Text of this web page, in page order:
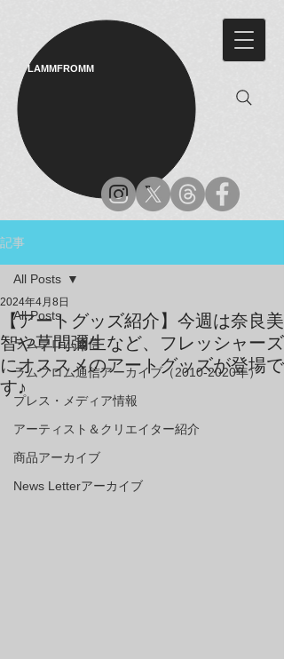
LAMMFROMM​
記事
All Posts
ラムフロム通信
ラムフロム通信アーカイブ（2010-2020年）
プレス・メディア情報
アーティスト＆クリエイター紹介
商品アーカイブ
News Letterアーカイブ
All Posts
【アートグッズ紹介】今週は奈良美
智や草間彌生など、フレッシャーズ
にオススメのアートグッズが登場で
す♪
2024年4月8日